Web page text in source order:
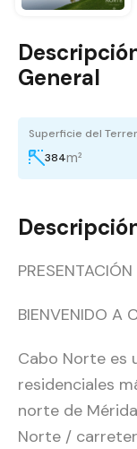
General
Superficie del
384m²
PRESENTACIÓN
BIENVENIDO A
Cabo Norte es
residenciales
norte de
Norte /